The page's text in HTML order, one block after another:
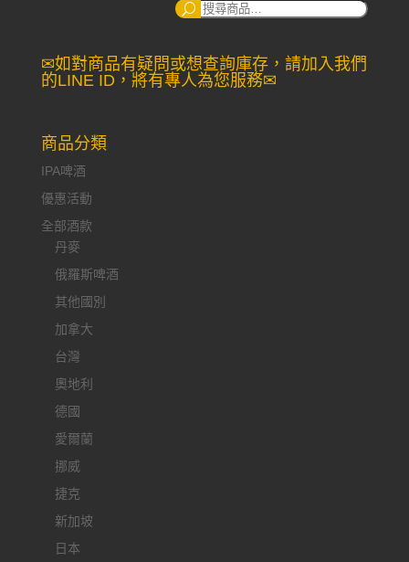
搜
✉如對商品有疑問或想查詢庫存，請加入我們
的LINE ID，將有專人為您服務✉
商品分類
IPA啤酒
優惠活動
全部酒款
丹麥
俄羅斯啤酒
其他國別
加拿大
台灣
奧地利
德國
愛爾蘭
挪威
捷克
新加坡
日本